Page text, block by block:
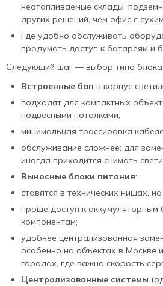
неотапливаемые склады,
других решений, чем офис с
Где удобно обслуживать
продумать доступ к батареям и
Следующий шаг — выбор типа блока:
Встроенные бап в корпус
подходят для компактных
подвесными потолками;
минимальная трассировка
обслуживание сложнее: для
иногда приходится снимать
Выносные блоки питания:
ставятся в технических нишах,
проще доступ к аккумуляторным
компонентам;
удобнее централизованная
особенно на объектах в Москве
городах, где важна скорость
Централизованные системы